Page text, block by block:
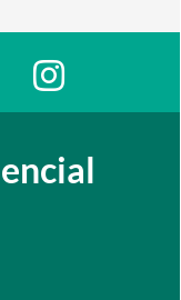
ventana nueva
Abre ventana
a la red social. Abre
Ir a a la red